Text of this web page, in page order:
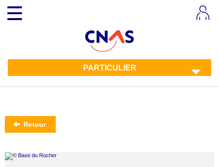
contenu
principal
Toggle
navigation
PARTICULIER
Retour